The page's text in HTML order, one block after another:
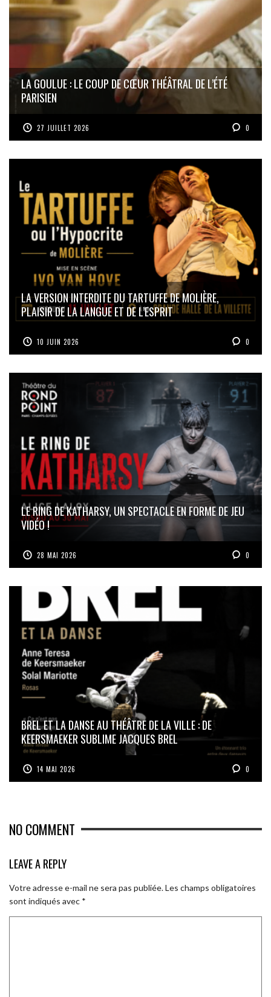
LA GOULUE : LE COUP DE CŒUR THÉÂTRAL DE L’ÉTÉ
PARISIEN
27 JUILLET 2026 0
LA VERSION INTERDITE DU TARTUFFE DE MOLIÈRE,
PLAISIR DE LA LANGUE ET DE L’ESPRIT
10 JUIN 2026 0
LE RING DE KATHARSY, UN SPECTACLE EN FORME DE JEU
VIDÉO !
28 MAI 2026 0
BREL ET LA DANSE AU THÉÂTRE DE LA VILLE : DE
KEERSMAEKER SUBLIME JACQUES BREL
14 MAI 2026 0
NO COMMENT
LEAVE A REPLY
Votre adresse e-mail ne sera pas publiée.Les champs obligatoires
sont indiqués avec *